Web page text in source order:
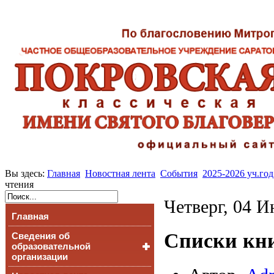
Вы здесь: Главная Новостная лента События 2025-2026 уч.год
чтения
Главная
Сведения об
образовательной
организации
Четверг, 04
Списки